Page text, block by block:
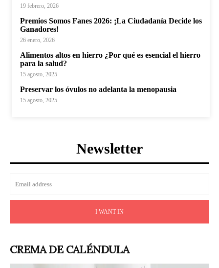
19 febrero, 2026
Premios Somos Fanes 2026: ¡La Ciudadanía Decide los
Ganadores!
26 enero, 2026
Alimentos altos en hierro ¿Por qué es esencial el hierro
para la salud?
15 agosto, 2025
Preservar los óvulos no adelanta la menopausia
15 agosto, 2025
Newsletter
I WANT IN
CREMA DE CALÉNDULA